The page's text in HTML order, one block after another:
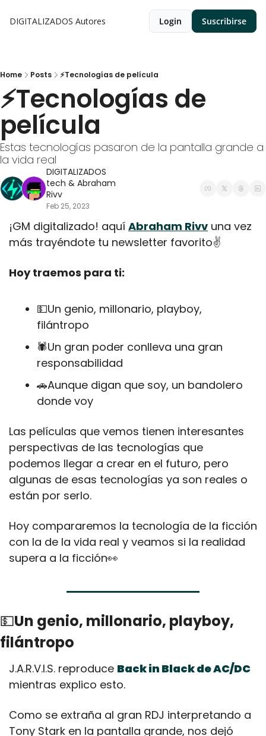
DIGITALIZADOS Autores Login Suscribirse
Home Posts ⚡Tecnologías de película
⚡Tecnologías de
película
Estas tecnologías pasaron de la pantalla grande a
la vida real
DIGITALIZADOS
tech & Abraham
Rivv
Feb 25, 2023
¡GM digitalizado! aquí Abraham Rivv una vez
más trayéndote tu newsletter favorito✌️
Hoy traemos para ti:
💵Un genio, millonario, playboy,
filántropo
🕷Un gran poder conlleva una gran
responsabilidad
🚗Aunque digan que soy, un bandolero
donde voy
Las películas que vemos tienen interesantes
perspectivas de las tecnologías que
podemos llegar a crear en el futuro, pero
algunas de esas tecnologías ya son reales o
están por serlo.
Hoy compararemos la tecnología de la ficción
con la de la vida real y veamos si la realidad
supera a la ficción👀
💵Un genio, millonario, playboy,
filántropo
J.A.R.V.I.S. reproduce Back in Black de AC/DC
mientras explico esto.
Como se extraña al gran RDJ interpretando a
Tony Stark en la pantalla grande, nos dejó